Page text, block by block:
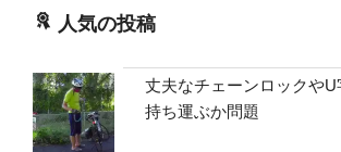
人気の投稿
丈夫なチェーンロックやU
持ち運ぶか問題